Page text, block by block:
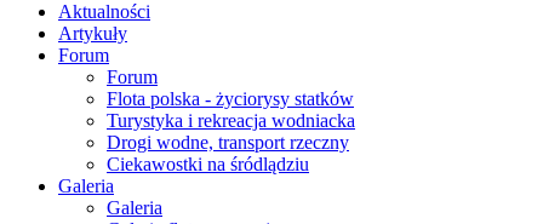
Aktualności
Artykuły
Forum
Forum
Flota polska - życiorysy statków
Turystyka i rekreacja wodniacka
Drogi wodne, transport rzeczny
Ciekawostki na śródlądziu
Galeria
Galeria